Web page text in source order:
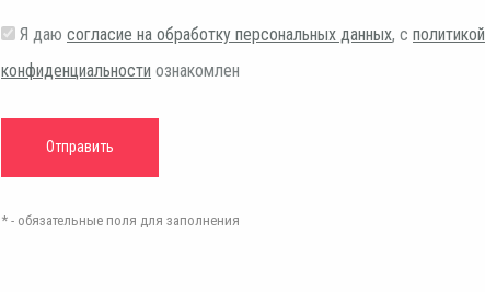
Я даю согласие на обработку персональных данных, с политикой
конфиденциальности ознакомлен
* - обязательные поля для заполнения